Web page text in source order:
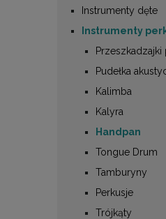
Instrumenty dęte
Instrumenty
Pudełka
Kalimba
Kalyra
Handpan
Tongue Drum
Tamburyny
Perkusje
Trójkąty